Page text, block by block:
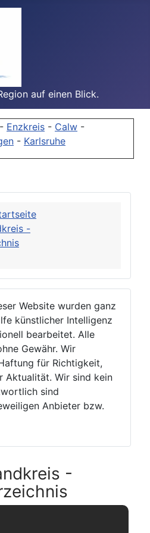
auf einen Blick.
- Enzkreis - Calw -
- Karlsruhe
-
Website wurden ganz
künstlicher Intelligenz
bearbeitet. Alle
Gewähr. Wir
für Richtigkeit,
Aktualität. Wir sind kein
sind
Anbieter bzw.
-